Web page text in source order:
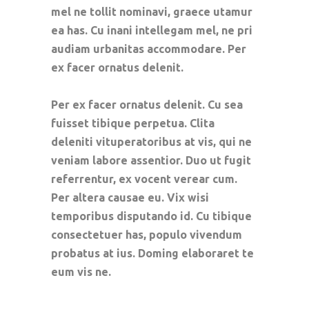
mel ne tollit nominavi, graece utamur
ea has. Cu inani intellegam mel, ne pri
audiam urbanitas accommodare. Per
ex facer ornatus delenit.
Per ex facer ornatus delenit. Cu sea
fuisset tibique perpetua. Clita
deleniti vituperatoribus at vis, qui ne
veniam labore assentior. Duo ut fugit
referrentur, ex vocent verear cum.
Per altera causae eu. Vix wisi
temporibus disputando id. Cu tibique
consectetuer has, populo vivendum
probatus at ius. Doming elaboraret te
eum vis ne.